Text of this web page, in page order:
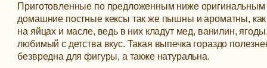
Приготовленные по предложенным ниже оригинальным
домашние постные кексы так же пышны и ароматны,
на яйцах и масле, ведь в них кладут мед, ванилин,
любимый с детства вкус. Такая выпечка гораздо
безвредна для фигуры, а также натуральна.